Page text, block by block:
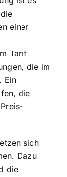
einer
Tarif
die im
Ein
die
sich
Dazu
die